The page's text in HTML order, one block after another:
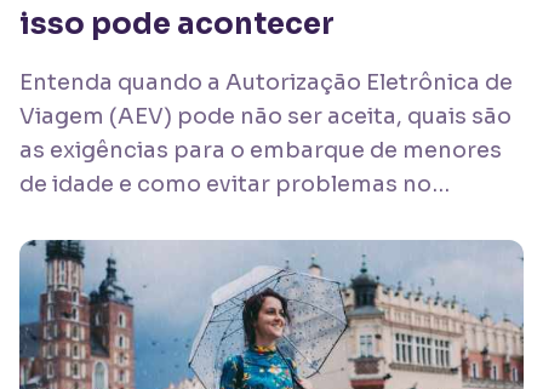
isso pode acontecer
Entenda quando a Autorização Eletrônica de
Viagem (AEV) pode não ser aceita, quais são
as exigências para o embarque de menores
de idade e como evitar problemas no